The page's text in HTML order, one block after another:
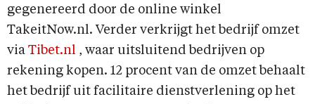
gegenereerd door de online winkel
TakeitNow.nl. Verder verkrijgt het bedrijf omzet
via Tibet.nl , waar uitsluitend bedrijven op
rekening kopen. 12 procent van de omzet behaalt
het bedrijf uit facilitaire dienstverlening op het